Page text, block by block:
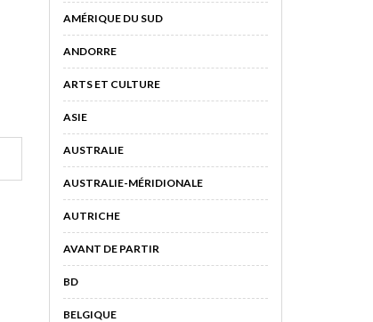
AMÉRIQUE DU SUD
ANDORRE
ARTS ET CULTURE
ASIE
AUSTRALIE
AUSTRALIE-MÉRIDIONALE
AUTRICHE
AVANT DE PARTIR
BD
BELGIQUE